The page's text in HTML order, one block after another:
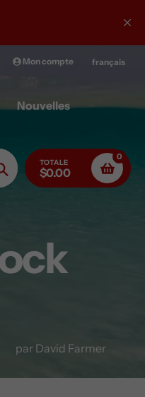
Mon compte français
Nouvelles
Chercher
TOTALE
$0.00
0
par David Farmer